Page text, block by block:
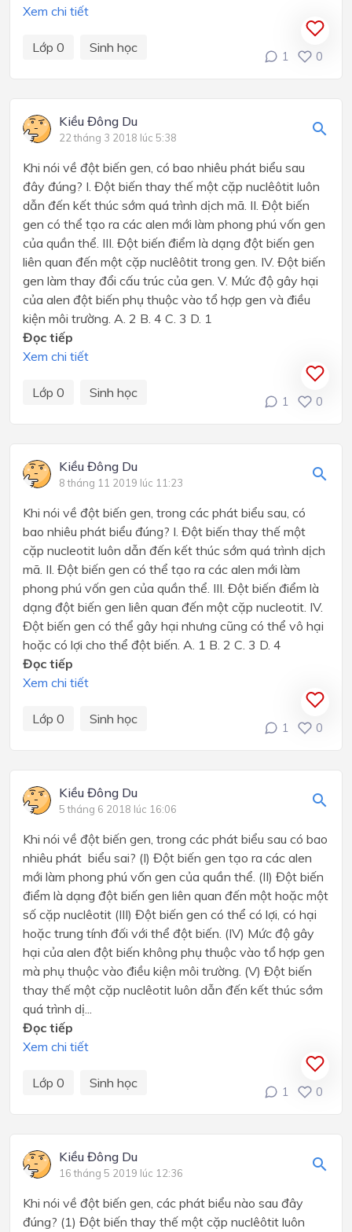
Xem chi tiết
Lớp 0 Sinh học
1 0
Kiều Đông Du
22 tháng 3 2018 lúc 5:38
Khi nói về đột biến gen, có bao nhiêu phát biểu sau
đây đúng? I. Đột biến thay thế một cặp nuclêôtit luôn
dẫn đến kết thúc sớm quá trình dịch mã. II. Đột biến
gen có thể tạo ra các alen mới làm phong phú vốn gen
của quần thể. III. Đột biến điểm là dạng đột biến gen
liên quan đến một cặp nuclêôtit trong gen. IV. Đột biến
gen làm thay đổi cấu trúc của gen. V. Mức độ gây hại
của alen đột biến phụ thuộc vào tổ hợp gen và điều
kiện môi trường. A. 2 B. 4 C. 3 D. 1
Đọc tiếp
Xem chi tiết
Lớp 0 Sinh học
1 0
Kiều Đông Du
8 tháng 11 2019 lúc 11:23
Khi nói về đột biến gen, trong các phát biểu sau, có
bao nhiêu phát biểu đúng? I. Đột biến thay thế một
cặp nucleotit luôn dẫn đến kết thúc sớm quá trình dịch
mã. II. Đột biến gen có thể tạo ra các alen mới làm
phong phú vốn gen của quần thể. III. Đột biến điểm là
dạng đột biến gen liên quan đến một cặp nucleotit. IV.
Đột biến gen có thể gây hại nhưng cũng có thể vô hại
hoặc có lợi cho thể đột biến. A. 1 B. 2 C. 3 D. 4
Đọc tiếp
Xem chi tiết
Lớp 0 Sinh học
1 0
Kiều Đông Du
5 tháng 6 2018 lúc 16:06
Khi nói về đột biến gen, trong các phát biểu sau có bao
nhiêu phát biểu sai? (I) Đột biến gen tạo ra các alen
mới làm phong phú vốn gen của quần thể. (II) Đột biến
điểm là dạng đột biến gen liên quan đến một hoặc một
số cặp nuclêotit (III) Đột biến gen có thể có lợi, có hại
hoặc trung tính đối với thể đột biến. (IV) Mức độ gây
hại của alen đột biến không phụ thuộc vào tổ hợp gen
mà phụ thuộc vào điều kiện môi trường. (V) Đột biến
thay thế một cặp nuclêotit luôn dẫn đến kết thúc sớm
quá trình dị...
Đọc tiếp
Xem chi tiết
Lớp 0 Sinh học
1 0
Kiều Đông Du
16 tháng 5 2019 lúc 12:36
Khi nói về đột biến gen, các phát biểu nào sau đây
đúng? (1) Đột biến thay thế một cặp nuclêôtit luôn